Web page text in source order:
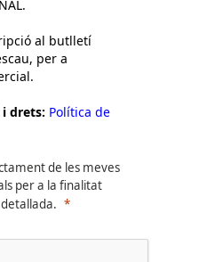
al butlletí
per a
drets: Política de
de les meves
per a la finalitat